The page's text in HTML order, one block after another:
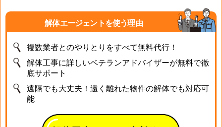
解体エージェントを使う理由
複数業者とのやりとりをすべて無料代行！
解体工事に詳しいベテランアドバイザーが無料で徹
底サポート
遠隔でも大丈夫！遠く離れた物件の解体でも対応可
能